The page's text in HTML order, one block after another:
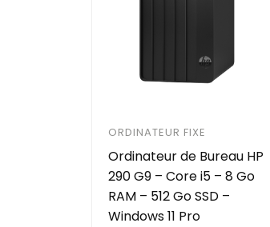
ORDINATEUR FIXE
Ordinateur de Bureau HP
290 G9 – Core i5 – 8 Go
RAM – 512 Go SSD –
Windows 11 Pro